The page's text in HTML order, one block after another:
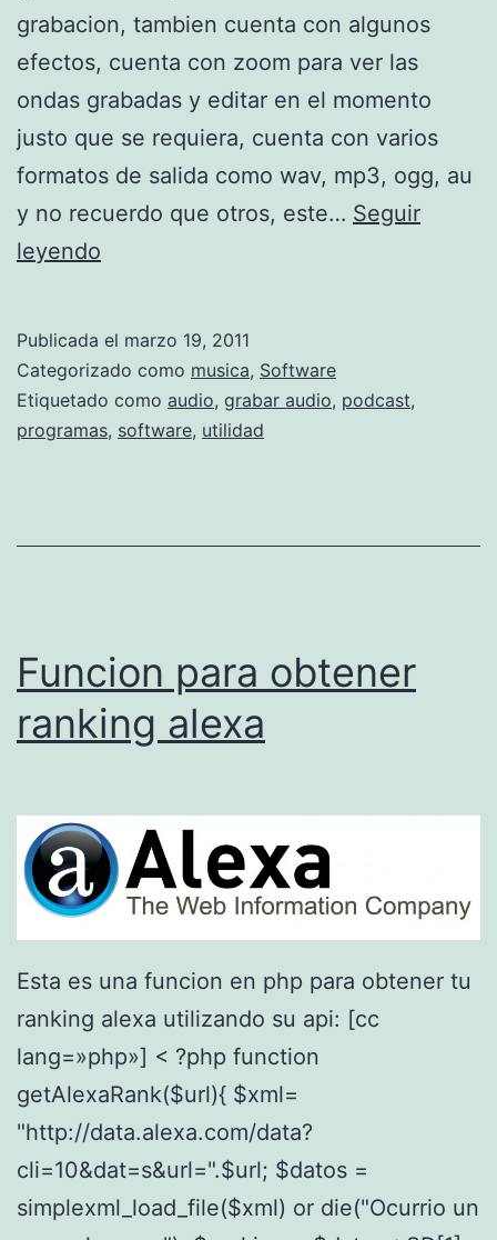
grabacion, tambien cuenta con algunos
efectos, cuenta con zoom para ver las
ondas grabadas y editar en el momento
justo que se requiera, cuenta con varios
formatos de salida como wav, mp3, ogg, au
y no recuerdo que otros, este… Seguir
leyendo
g
r
a
s
r
a
g
a
b
a
d
o
Publicada el marzo 19, 2011
Categorizado como musica, Software
Etiquetado como audio, grabar audio, podcast,
programas, software, utilidad
Funcion para obtener
ranking alexa
Esta es una funcion en php para obtener tu
ranking alexa utilizando su api: [cc
lang=»php»] < ?php function
getAlexaRank($url){ $xml=
"http://data.alexa.com/data?
cli=10&dat=s&url=".$url; $datos =
simplexml_load_file($xml) or die("Ocurrio un